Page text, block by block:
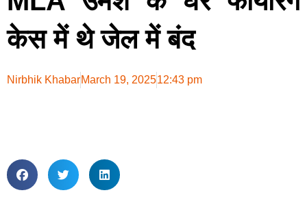
केस में थे जेल में बंद
Nirbhik KhabarMarch 19, 202512:43 pm